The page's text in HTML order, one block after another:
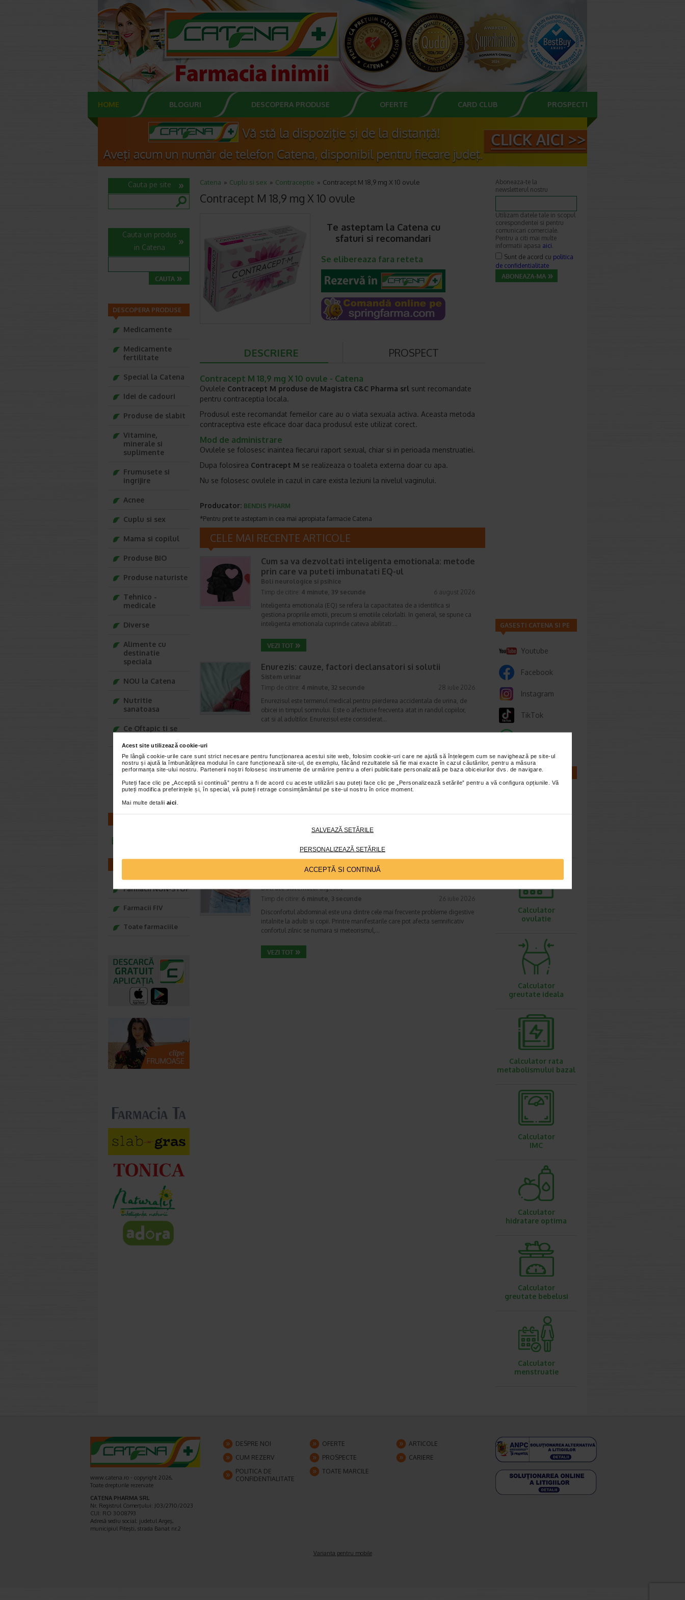
Acest site utilizează cookie-uri
Pe lângă cookie-urile care sunt strict necesare pentru funcționarea acestui site web, folosim cookie-uri care ne ajută să înțelegem cum se navighează pe site-ul
nostru și ajută la îmbunătățirea modului în care funcționează site-ul, de exemplu, făcând rezultatele să fie mai exacte în cazul căutărilor, pentru a măsura
performanța site-ului nostru. Partenerii noștri folosesc instrumente de urmărire pentru a oferi publicitate personalizată pe baza obiceiurilor dvs. de navigare.
Puteți face clic pe „Acceptă si continuă” pentru a fi de acord cu aceste utilizări sau puteți face clic pe „Personalizează setările” pentru a vă configura opțiunile. Vă
puteți modifica preferințele și, în special, vă puteți retrage consimțământul pe site-ul nostru în orice moment.
Mai multe detalii aici
SALVEAZĂ SETĂRILE
PERSONALIZEAZĂ SETĂRILE
ACCEPTĂ SI CONTINUĂ
HOME BLOGURI DESCOPERA PRODUSE OFERTE CARD CLUB PROSPECTE
Catena Cuplu si sex Contraceptie Contracept M 18,9 mg X 10 ovule
Contracept M 18,9 mg X 10 ovule
Te asteptam la Catena cu
sfaturi si recomandari
Se elibereaza fara reteta
DESCRIERE PROSPECT
Contracept M 18,9 mg X 10 ovule - Catena
Ovulele Contracept M produse de Magistra C&C Pharma srl sunt recomandate
pentru contraceptia locala.
Produsul este recomandat femeilor care au o viata sexuala activa. Aceasta metoda
contraceptiva este eficace doar daca produsul este utilizat corect.
Mod de administrare
Ovulele se folosesc inaintea fiecarui raport sexual, chiar si in perioada menstruatiei.
Dupa folosirea Contracept M se realizeaza o toaleta externa doar cu apa.
Nu se folosesc ovulele in cazul in care exista leziuni la nivelul vaginului.
Producator: BENDIS PHARM
*Pentru pret te asteptam in cea mai apropiata farmacie Catena
CELE MAI RECENTE ARTICOLE
Cum sa va dezvoltati inteligenta emotionala: metode
prin care va puteti imbunatati EQ-ul
Boli neurologice si psihice
Timp de citire: 4 minute, 39 secunde
6 august 2026
Inteligenta emotionala (EQ) se refera la capacitatea de a identifica si
gestiona propriile emotii, precum si emotiile celorlalti. In general, se spune ca
inteligenta emotionala cuprinde cateva abilitati:…
Enurezis: cauze, factori declansatori si solutii
Sistem urinar
Timp de citire: 4 minute, 32 secunde
28 iulie 2026
Enurezisul este termenul medical pentru pierderea accidentala de urina, de
obicei in timpul somnului. Este o afectiune frecventa atat in randul copiilor,
cat si al adultilor. Enurezisul este considerat…
Senzatia de prea plin: cand indica o afectiune si cum o
tratati
Boli ale sistemului digestiv
Timp de citire:4 minute, 55 secunde
In cele mai multe cazuri, aceasta apare ocazional…
Totul despre meteorism: cauze, factori declansatori,
tratament si dieta
Boli ale sistemului digestiv
Timp de citire: 6 minute, 3 secunde
26 iulie 2026
Disconfortul abdominal este una dintre cele mai frecvente probleme digestive
intalnite la adulti si copii. Printre manifestarile care pot afecta semnificativ
confortul zilnic se numara si meteorismul,…
Cauta pe site
Cauta un produs
in Catena
DESCOPERA PRODUSE
Medicamente
Medicamente
fertilitate
Special la Catena
Idei de cadouri
Produse de slabit
Vitamine,
minerale si
suplimente
Frumusete si
ingrijire
Acnee
Cuplu si sex
Mama si copilul
Produse BIO
Produse naturiste
Tehnico -
medicale
Diverse
Alimente cu
destinatie
speciala
NOU la Catena
Nutritie
sanatoasa
Ce Oftapic ti se
Adora – Adorabili
din prima clipa
Seturi cadou
Baylis&Harding
Farmacii NON-STOP
Farmacii FIV
Toate farmaciile
Aboneaza-te la
newsletterul nostru
Utilizam datele tale in scopul
corespondentei si pentru
comunicari comerciale.
Pentru a citi mai multe
informatii apasa aici.
Sunt de acord cu politica
de confidentialitate
GASESTI CATENA SI PE
Youtube
Facebook
Instagram
TikTok
CALCULATOARE
Calculator
ovulatie
Calculator
greutate ideala
Calculator rata
metabolismului bazal
Calculator
IMC
Calculator
hidratare optima
Calculator
greutate bebelusi
Calculator
menstruatie
www.catena.ro - copyright 2026,
Toate drepturile rezervate
CATENA PHARMA SRL
Nr. Registrul Comerţului: J03/2710/2023
CUI: RO 3008793
Adresă sediu social: judetul Argeş,
municipiul Piteşti, strada Banat nr.2
DESPRE NOI OFERTE
ARTICOLE
CUM REZERV
PROSPECTE
CARIERE
POLITICA DE
CONFIDENTIALITATE
TOATE MARCILE
Varianta pentru mobile